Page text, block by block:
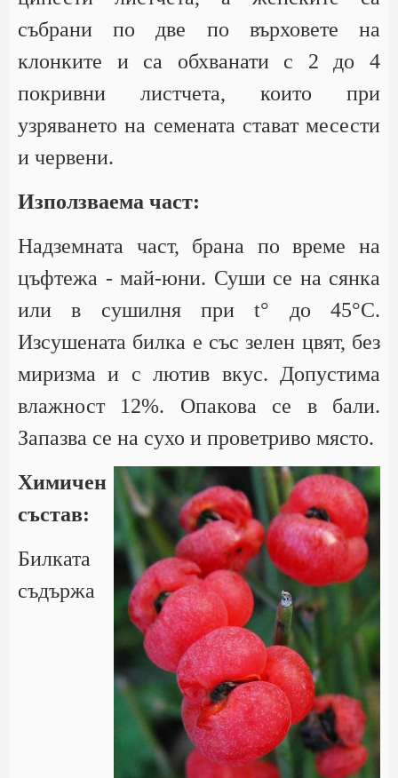
събрани по две по върховете на
клонките и са обхванати с 2 до 4
покривни листчета, които при
узряването на семената стават месести
и червени.
Използваема част:
Надземната част, брана по време на
цъфтежа - май-юни. Суши се на сянка
или в сушилня при t° до 45°С.
Изсушената билка е със зелен цвят, без
миризма и с лютив вкус. Допустима
влажност 12%. Опакова се в бали.
Запазва се на сухо и проветриво място.
Химичен
състав:
Билката
съдържа